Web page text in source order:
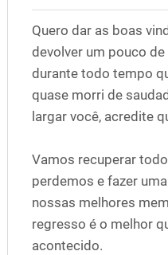
Quero dar as boas
devolver um pouco
durante todo tempo
quase morri de
largar você, acredite
Vamos recuperar
perdemos e fazer
nossas melhores
regresso é o melhor
acontecido.